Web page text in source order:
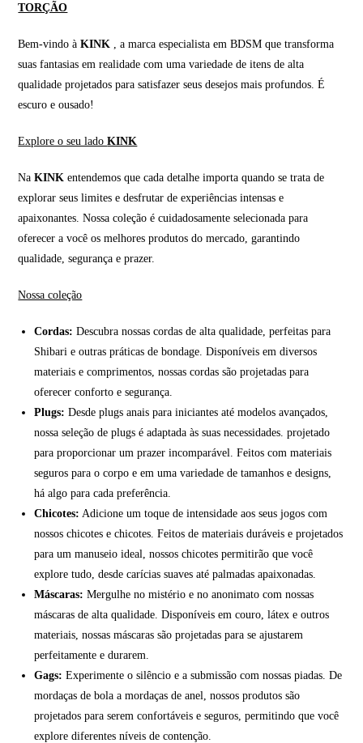
TORÇÃO
Bem-vindo àKINK , a marca especialista em BDSM que transforma
suas fantasias em realidade com uma variedade de itens de alta
qualidade projetados para satisfazer seus desejos mais profundos. É
escuro e ousado!
Explore o seu ladoKINK
NaKINK entendemos que cada detalhe importa quando se trata de
explorar seus limites e desfrutar de experiências intensas e
apaixonantes. Nossa coleção é cuidadosamente selecionada para
oferecer a você os melhores produtos do mercado, garantindo
qualidade, segurança e prazer.
Nossa coleção
Cordas: Descubra nossas cordas de alta qualidade, perfeitas para
Shibari e outras práticas de bondage. Disponíveis em diversos
materiais e comprimentos, nossas cordas são projetadas para
oferecer conforto e segurança.
Plugs: Desde plugs anais para iniciantes até modelos avançados,
nossa seleção de plugs é adaptada às suas necessidades. projetado
para proporcionar um prazer incomparável. Feitos com materiais
seguros para o corpo e em uma variedade de tamanhos e designs,
há algo para cada preferência.
Chicotes: Adicione um toque de intensidade aos seus jogos com
nossos chicotes e chicotes. Feitos de materiais duráveis e projetados
para um manuseio ideal, nossos chicotes permitirão que você
explore tudo, desde carícias suaves até palmadas apaixonadas.
Máscaras: Mergulhe no mistério e no anonimato com nossas
máscaras de alta qualidade. Disponíveis em couro, látex e outros
materiais, nossas máscaras são projetadas para se ajustarem
perfeitamente e durarem.
Gags: Experimente o silêncio e a submissão com nossas piadas. De
mordaças de bola a mordaças de anel, nossos produtos são
projetados para serem confortáveis e seguros, permitindo que você
explore diferentes níveis de contenção.